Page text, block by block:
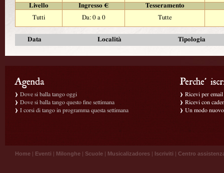
Livello
Ingresso €
Tesseramento
Tutti
Da: 0 a 0 Tutte
Data Località Tipologia
Dove si balla tango oggi
Dove si balla tango questo fine settimana
I corsi di tango in programma questa settimana
Ricevi per
Ricevi con
Un modo
Home | Eventi | Milonghe | Scuole | Musicalizadores | Iscriviti | Centro